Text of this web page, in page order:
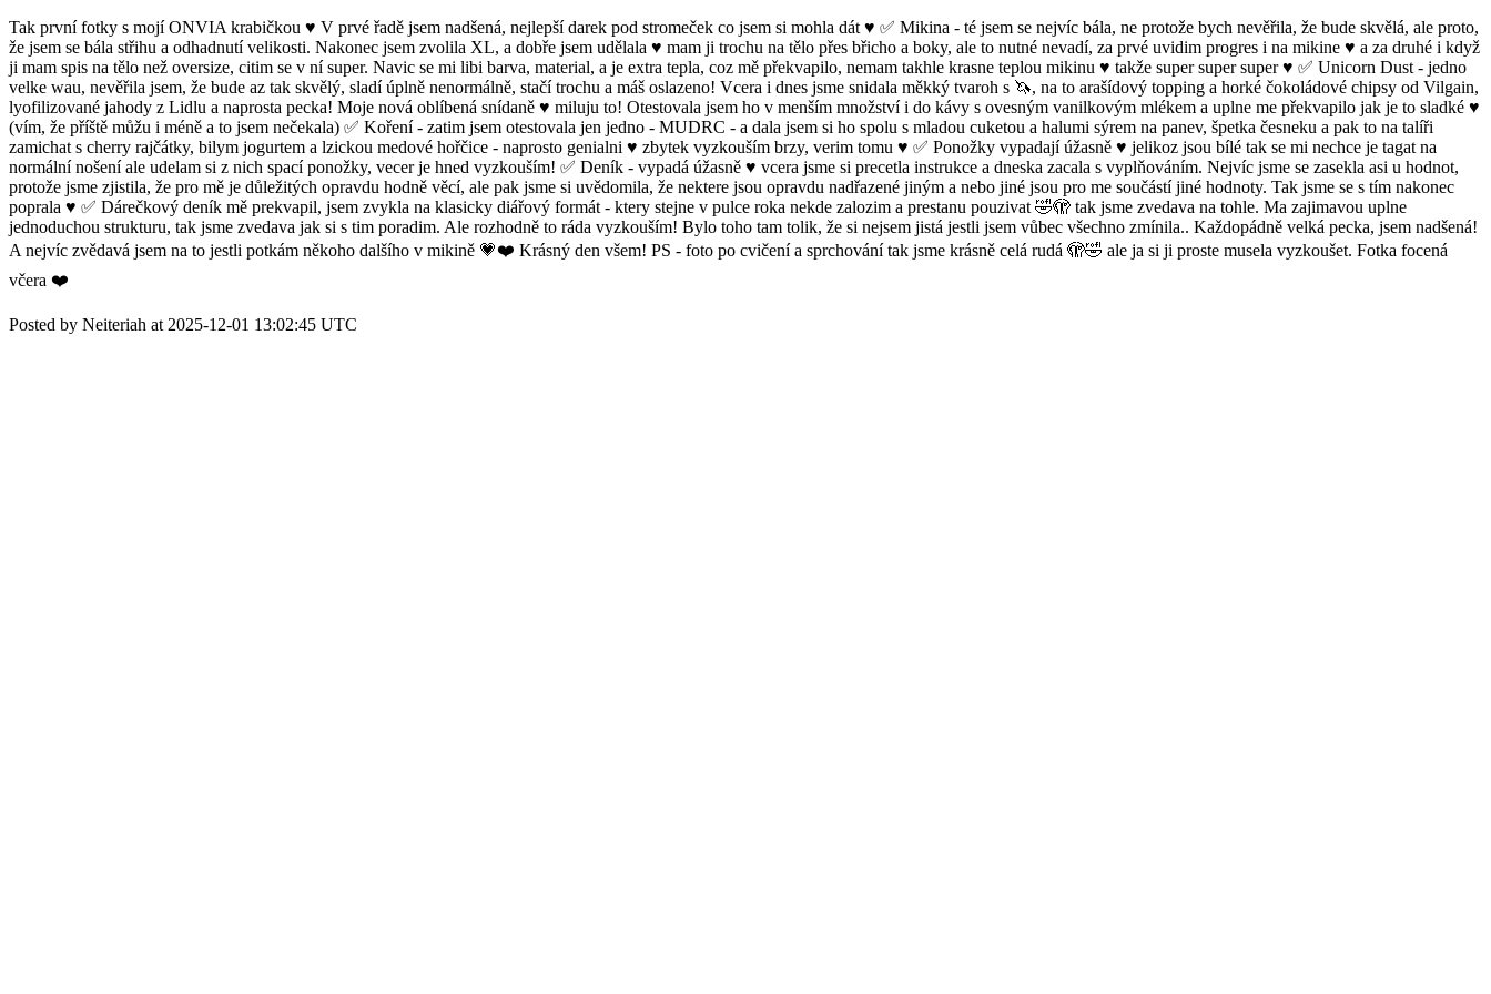
Tak první fotky s mojí ONVIA krabičkou ♥️ V prvé řadě jsem nadšená, nejlepší darek pod stromeček co jsem si mohla dát ♥️ ✅ Mikina - té jsem se nejvíc bála, ne protože bych nevěřila, že bude skvělá, ale proto,
že jsem se bála střihu a odhadnutí velikosti. Nakonec jsem zvolila XL, a dobře jsem udělala ♥️ mam ji trochu na tělo přes břicho a boky, ale to nutné nevadí, za prvé uvidim progres i na mikine ♥️ a za druhé i když
ji mam spis na tělo než oversize, citim se v ní super. Navic se mi libi barva, material, a je extra tepla, coz mě překvapilo, nemam takhle krasne teplou mikinu ♥️ takže super super super ♥️ ✅ Unicorn Dust - jedno
velke wau, nevěřila jsem, že bude az tak skvělý, sladí úplně nenormálně, stačí trochu a máš oslazeno! Vcera i dnes jsme snidala měkký tvaroh s 🦄, na to arašídový topping a horké čokoládové chipsy od Vilgain,
lyofilizované jahody z Lidlu a naprosta pecka! Moje nová oblíbená snídaně ♥️ miluju to! Otestovala jsem ho v menším množství i do kávy s ovesným vanilkovým mlékem a uplne me překvapilo jak je to sladké ♥️
(vím, že příště můžu i méně a to jsem nečekala) ✅ Koření - zatim jsem otestovala jen jedno - MUDRC - a dala jsem si ho spolu s mladou cuketou a halumi sýrem na panev, špetka česneku a pak to na talíři
zamichat s cherry rajčátky, bilym jogurtem a lzickou medové hořčice - naprosto genialni ♥️ zbytek vyzkouším brzy, verim tomu ♥️ ✅ Ponožky vypadají úžasně ♥️ jelikoz jsou bílé tak se mi nechce je tagat na
normální nošení ale udelam si z nich spací ponožky, vecer je hned vyzkouším! ✅ Deník - vypadá úžasně ♥️ vcera jsme si precetla instrukce a dneska zacala s vyplňováním. Nejvíc jsme se zasekla asi u hodnot,
protože jsme zjistila, že pro mě je důležitých opravdu hodně věcí, ale pak jsme si uvědomila, že nektere jsou opravdu nadřazené jiným a nebo jiné jsou pro me součástí jiné hodnoty. Tak jsme se s tím nakonec
poprala ♥️ ✅ Dárečkový deník mě prekvapil, jsem zvykla na klasicky diářový formát - ktery stejne v pulce roka nekde zalozim a prestanu pouzivat 🤣🫣 tak jsme zvedava na tohle. Ma zajimavou uplne
jednoduchou strukturu, tak jsme zvedava jak si s tim poradim. Ale rozhodně to ráda vyzkouším! Bylo toho tam tolik, že si nejsem jistá jestli jsem vůbec všechno zmínila.. Každopádně velká pecka, jsem nadšená!
A nejvíc zvědavá jsem na to jestli potkám někoho dalšího v mikině 💗❤️ Krásný den všem! PS - foto po cvičení a sprchování tak jsme krásně celá rudá 🫣🤣 ale ja si ji proste musela vyzkoušet. Fotka focená
včera ❤️
Posted by Neiteriah at 2025-12-01 13:02:45 UTC